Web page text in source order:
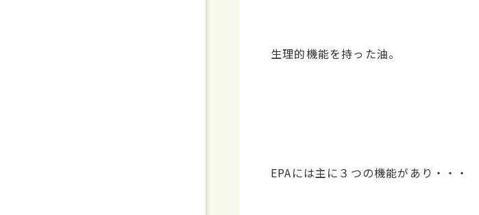
生理的機能を持った油。
EPAには主に３つの機能があり・・・